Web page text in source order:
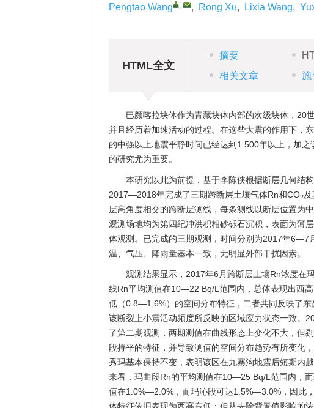
Pengtao Wang , , Rong Xu, Lixia Wang,
HTML全文
摘要
相关文章
施
巴颜喀拉块体作为青藏块体内部的次级块体，20
并且经历着加速活动的过程。在这些大震的作用下，
的中强以上地震平静时间已经达到1 500年以上，加
的研究尤为重要。
本研究以此为前提，基于李陈侠根据断层几何结
2017—2018年完成了三期跨断层土壤气体Rn和CO2
层高角度相交的跨断层测线，每条测线以断层位置为
观测场地均为第四纪冲洪积相砂砾石沉积，表面为薄
体观测。已完成的三期观测，时间分别为2017年
温、气压、降雨量基本一致，无明显外部干扰因素。
观测结果显示，2017年6月跨断层土壤Rn浓度在
线Rn平均测值在10—22 Bq/L范围内，总体表现出西
低（0.8—1.6%）的空间分布特征，二者共同反映了
该断裂上小震活动频度所反映的区域应力状态一致。
了第二期观测，两期测值在曲线形态上变化不大，但
段持平的特征，并导致测值的空间分布趋势有所变化
秀玛基本保持不变，表明该区在九寨沟地震后短期内
来看，玛曲段Rn的平均测值在10—25 Bq/L范围内，
值在1.0%—2.0%，而玛沁段可达1.5%—3.0%，因此